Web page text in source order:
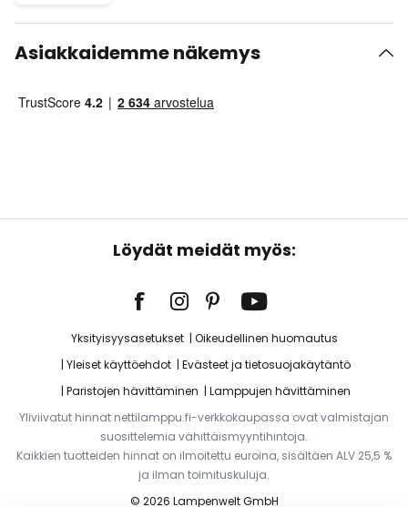
Asiakkaidemme näkemys
Löydät meidät myös:
Yksityisyysasetukset
Oikeudellinen huomautus
Yleiset käyttöehdot
Evästeet ja tietosuojakäytäntö
Paristojen hävittäminen
Lamppujen hävittäminen
Yliviivatut hinnat nettilamppu.fi-verkkokaupassa ovat valmistajan
suosittelemia vähittäismyyntihintoja.
Kaikkien tuotteiden hinnat on ilmoitettu euroina, sisältäen ALV 25,5 %
ja ilman toimituskuluja.
© 2026 Lampenwelt GmbH